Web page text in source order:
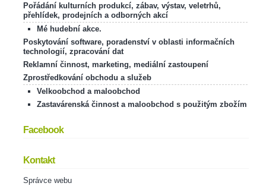
Pořádání kulturních produkcí, zábav, výstav, veletrhů,
přehlídek, prodejních a odborných akcí
Mé hudební akce.
Poskytování software, poradenství v oblasti informačních
technologií, zpracování dat
Reklamní činnost, marketing, mediální zastoupení
Zprostředkování obchodu a služeb
Velkoobchod a maloobchod
Zastavárenská činnost a maloobchod s použitým zbožím
Facebook
Kontakt
Správce webu